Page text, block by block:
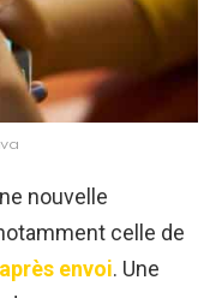
nouvelle
celle de
envoi. Une